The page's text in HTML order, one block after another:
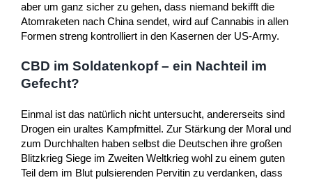
aber um ganz sicher zu gehen, dass niemand bekifft die
Atomraketen nach China sendet, wird auf Cannabis in allen
Formen streng kontrolliert in den Kasernen der US-Army.
CBD im Soldatenkopf – ein Nachteil im
Gefecht?
Einmal ist das natürlich nicht untersucht, andererseits sind
Drogen ein uraltes Kampfmittel. Zur Stärkung der Moral und
zum Durchhalten haben selbst die Deutschen ihre großen
Blitzkrieg Siege im Zweiten Weltkrieg wohl zu einem guten
Teil dem im Blut pulsierenden Pervitin zu verdanken, dass